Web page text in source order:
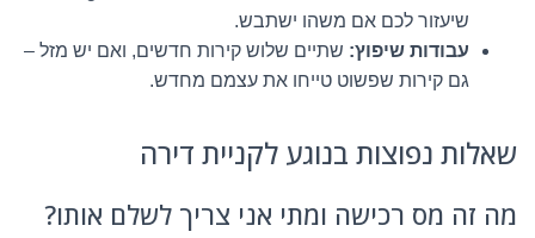
שיעזור לכם אם משהו ישתבש.
עבודות שיפוץ: שתיים שלוש קירות חדשים, ואם יש מזל –
גם קירות שפשוט טייחו את עצמם מחדש.
שאלות נפוצות בנוגע לקניית דירה
מה זה מס רכישה ומתי אני צריך לשלם אותו?